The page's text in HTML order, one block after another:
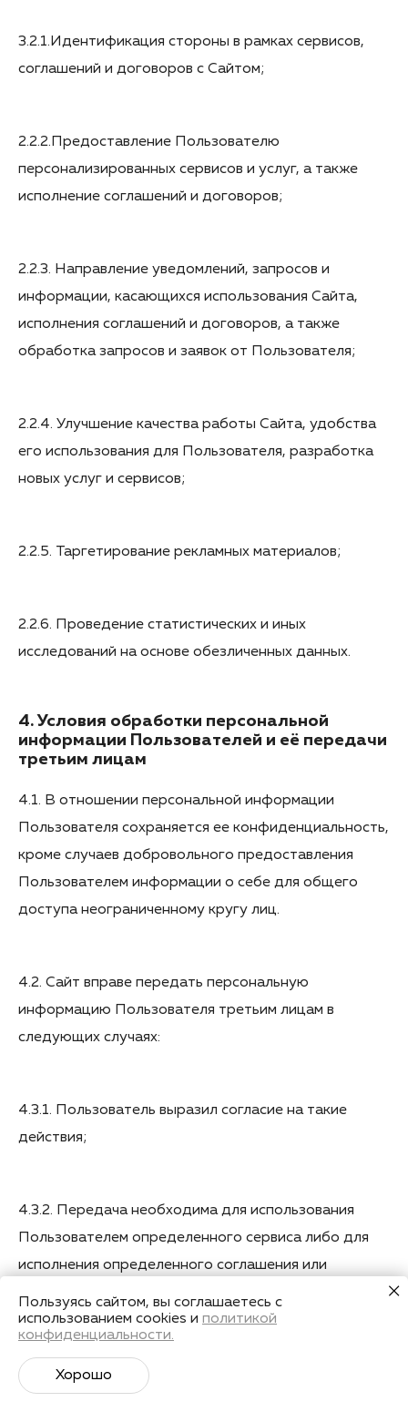
3.2.1.Идентификация стороны в рамках сервисов,
соглашений и договоров с Сайтом;
2.2.2.Предоставление Пользователю
персонализированных сервисов и услуг, а также
исполнение соглашений и договоров;
2.2.3. Направление уведомлений, запросов и
информации, касающихся использования Сайта,
исполнения соглашений и договоров, а также
обработка запросов и заявок от Пользователя;
2.2.4. Улучшение качества работы Сайта, удобства
его использования для Пользователя, разработка
новых услуг и сервисов;
2.2.5. Таргетирование рекламных материалов;
2.2.6. Проведение статистических и иных
исследований на основе обезличенных данных.
4. Условия обработки персональной
информации Пользователей и её передачи
третьим лицам
4.1. В отношении персональной информации
Пользователя сохраняется ее конфиденциальность,
кроме случаев добровольного предоставления
Пользователем информации о себе для общего
доступа неограниченному кругу лиц.
4.2. Сайт вправе передать персональную
информацию Пользователя третьим лицам в
следующих случаях:
4.3.1. Пользователь выразил согласие на такие
действия;
4.3.2. Передача необходима для использования
Пользователем определенного сервиса либо для
исполнения определенного соглашения или
4.3.3. Передача необходима для функционирования
и работоспособности самого Сайта;
Пользуясь сайтом, вы соглашаетесь с
использованием cookies и политикой
конфиденциальности.
Хорошо